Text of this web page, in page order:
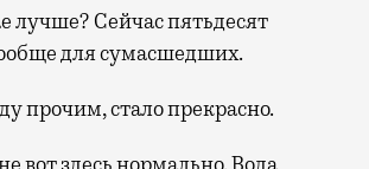
лучше? Сейчас пятьдесят
для сумасшедших.
прочим, стало прекрасно.